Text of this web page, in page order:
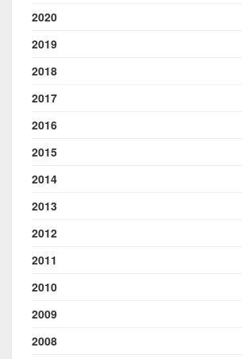
2020
2019
2018
2017
2016
2015
2014
2013
2012
2011
2010
2009
2008